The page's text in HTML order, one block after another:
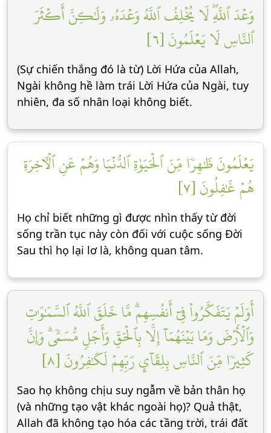
وَعۡدَ ٱللَّهِۖ لَا يُخۡلِفُ ٱللَّهُ وَعۡدَهُۥ وَلَٰكِنَّ أَكۡثَرَ
ٱلنَّاسِ لَا يَعۡلَمُونَ [٦]
(Sự chiến thắng đó là từ) Lời Hứa của Allah,
Ngài không hề làm trái Lời Hứa của Ngài, tuy
nhiên, đa số nhân loại không biết.
يَعۡلَمُونَ ظَٰهِرٗا مِّنَ ٱلۡحَيَوٰةِ ٱلدُّنۡيَا وَهُمۡ عَنِ ٱلۡأٓخِرَةِ
هُمۡ غَٰفِلُونَ [٧]
Họ chỉ biết những gì được nhìn thấy từ đời
sống trần tục này còn đối với cuộc sống Đời
Sau thì họ lại lơ là, không quan tâm.
أَوَلَمۡ يَتَفَكَّرُواْ فِيٓ أَنفُسِهِمۗ مَّا خَلَقَ ٱللَّهُ ٱلسَّمَٰوَٰتِ
وَٱلۡأَرۡضَ وَمَا بَيۡنَهُمَآ إِلَّا بِٱلۡحَقِّ وَأَجَلٖ مُّسَمّٗىۗ وَإِنَّ
كَثِيرٗا مِّنَ ٱلنَّاسِ بِلِقَآيِٕ رَبِّهِمۡ لَكَٰفِرُونَ [٨]
Sao họ không chịu suy ngẫm về bản thân họ
(và những tạo vật khác ngoài họ)? Quả thật,
Allah đã không tạo hóa các tầng trời, trái đất